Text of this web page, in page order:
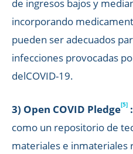
de ingresos bajos y
incorporando
pueden ser adecuados
infecciones provocadas
delCOVID-19.
3) Open COVID Pledge[5] :
como un repositorio de
materiales e inmateriales